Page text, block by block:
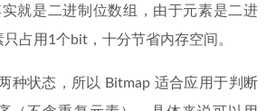
就是二进制位数组，由于元素是二进
占用1个bit，十分节省内存空间。
种状态，所以 Bitmap 适合应用于判断